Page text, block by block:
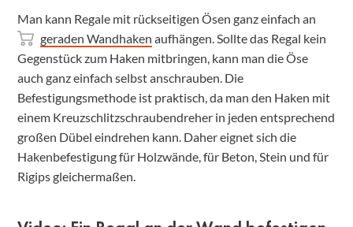
Man kann Regale mit rückseitigen Ösen ganz einfach an
geraden Wandhaken aufhängen. Sollte das Regal kein
Gegenstück zum Haken mitbringen, kann man die Öse
auch ganz einfach selbst anschrauben. Die
Befestigungsmethode ist praktisch, da man den Haken mit
einem Kreuzschlitzschraubendreher in jeden entsprechend
großen Dübel eindrehen kann. Daher eignet sich die
Hakenbefestigung für Holzwände, für Beton, Stein und für
Rigips gleichermaßen.